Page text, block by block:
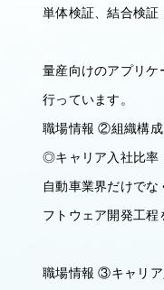
単体検証、結合検証
量産向けのアプリ
行っています。
職場情報 ②組織構成
◎キャリア入社比率
自動車業界だけで
フトウェア開発工程
職場情報 ③キャリ